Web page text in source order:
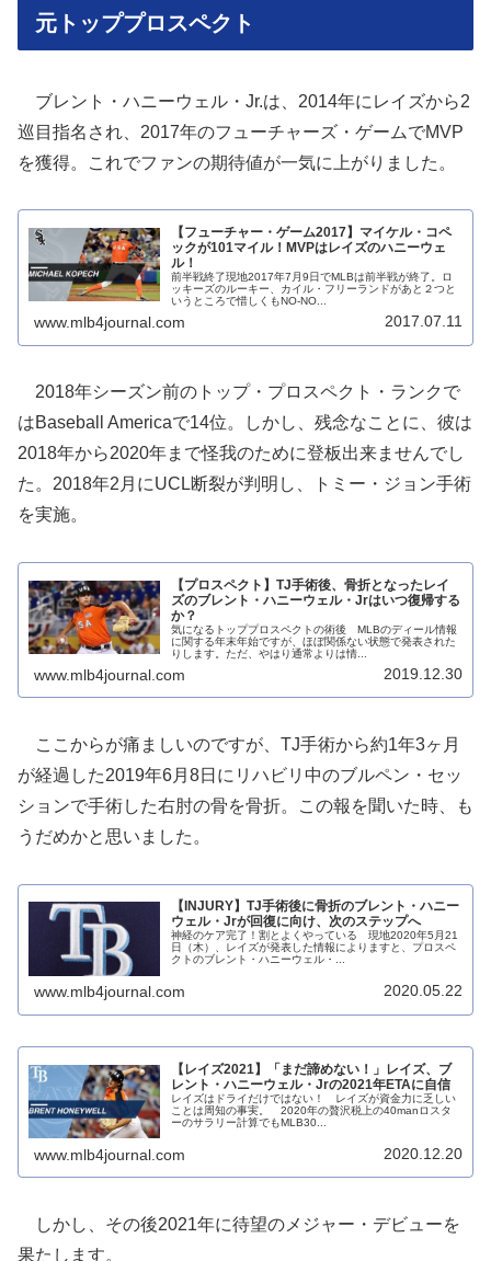
元トッププロスペクト
ブレント・ハニーウェル・Jr.は、2014年にレイズから2
巡目指名され、2017年のフューチャーズ・ゲームでMVP
を獲得。これでファンの期待値が一気に上がりました。
【フューチャー・ゲーム2017】マイケル・コペ
ックが101マイル！MVPはレイズのハニーウェ
ル！
前半戦終了現地2017年7月9日でMLBは前半戦が終了。ロ
ッキーズのルーキー、カイル・フリーランドがあと２つと
いうところで惜しくもNO-NO...
www.mlb4journal.com 2017.07.11
2018年シーズン前のトップ・プロスペクト・ランクで
はBaseball Americaで14位。しかし、残念なことに、彼は
2018年から2020年まで怪我のために登板出来ませんでし
た。2018年2月にUCL断裂が判明し、トミー・ジョン手術
を実施。
【プロスペクト】TJ手術後、骨折となったレイ
ズのブレント・ハニーウェル・Jrはいつ復帰する
か？
気になるトッププロスペクトの術後 MLBのディール情報
に関する年末年始ですが、ほぼ関係ない状態で発表された
りします。ただ、やはり通常よりは情...
www.mlb4journal.com 2019.12.30
ここからが痛ましいのですが、TJ手術から約1年3ヶ月
が経過した2019年6月8日にリハビリ中のブルペン・セッ
ションで手術した右肘の骨を骨折。この報を聞いた時、も
うだめかと思いました。
【INJURY】TJ手術後に骨折のブレント・ハニー
ウェル・Jrが回復に向け、次のステップへ
神経のケア完了！割とよくやっている 現地2020年5月21
日（木）、レイズが発表した情報によりますと、プロスペ
クトのブレント・ハニーウェル・...
www.mlb4journal.com 2020.05.22
【レイズ2021】「まだ諦めない！」レイズ、ブ
レント・ハニーウェル・Jrの2021年ETAに自信
レイズはドライだけではない！ レイズが資金力に乏しい
ことは周知の事実。 2020年の贅沢税上の40manロスタ
ーのサラリー計算でもMLB30...
www.mlb4journal.com 2020.12.20
しかし、その後2021年に待望のメジャー・デビューを
果たします。